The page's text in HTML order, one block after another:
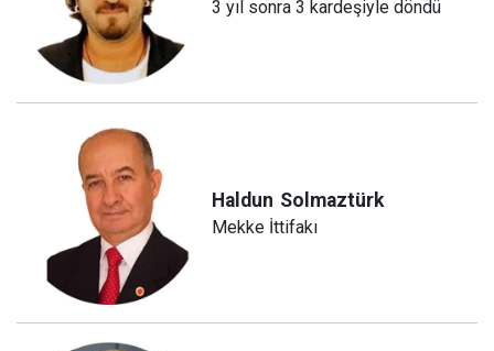
3 yıl sonra 3 kardeşiyle döndü
Haldun Solmaztürk
Mekke İttifakı